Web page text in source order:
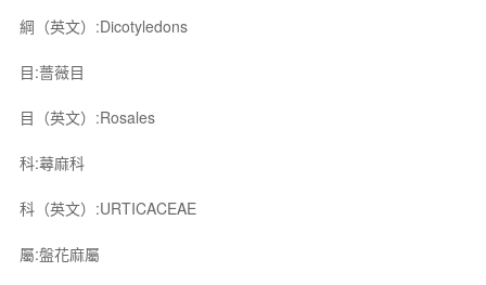
綱（英文）:Dicotyledons
目:薔薇目
目（英文）:Rosales
科:蕁麻科
科（英文）:URTICACEAE
屬:盤花麻屬